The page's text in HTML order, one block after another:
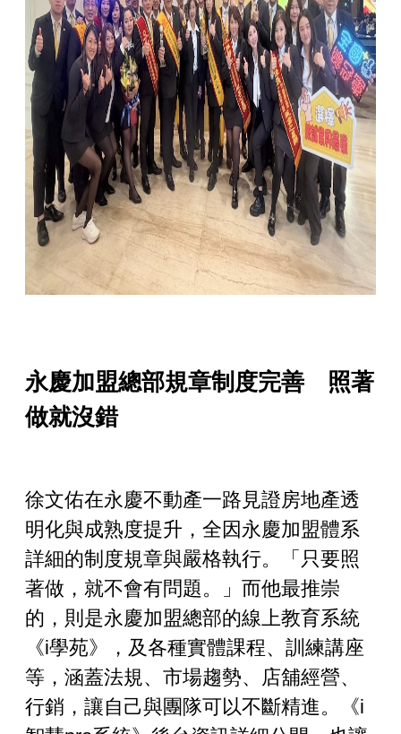
永慶加盟總部規章制度完善 照著
做就沒錯
徐文佑在永慶不動產一路見證房地產透
明化與成熟度提升，全因永慶加盟體系
詳細的制度規章與嚴格執行。「只要照
著做，就不會有問題。」而他最推崇
的，則是永慶加盟總部的線上教育系統
《i學苑》，及各種實體課程、訓練講座
等，涵蓋法規、市場趨勢、店舖經營、
行銷，讓自己與團隊可以不斷精進。《i